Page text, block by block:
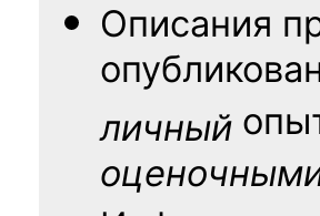
Описания
личный